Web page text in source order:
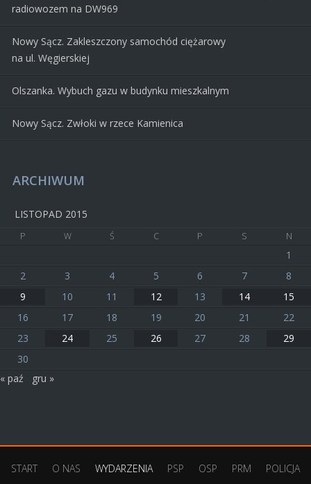
radiowozem na DW969
Nowy Sącz. Zakleszczony samochód ciężarowy
na ul. Węgierskiej
Olszanka. Wybuch gazu w budynku mieszkalnym
Nowy Sącz. Zwłoki w rzece Kamienica
ARCHIWUM
LISTOPAD 2015
P W Ś C P S N
1
2
3 4 5 6 7
8
9
10 11 12 13 14
15
16
17 18 19 20 21
22
23
24 25 26 27 28
29
30
« paź
gru »
START O NAS WYDARZENIA PSP OSP PRM POLICJA